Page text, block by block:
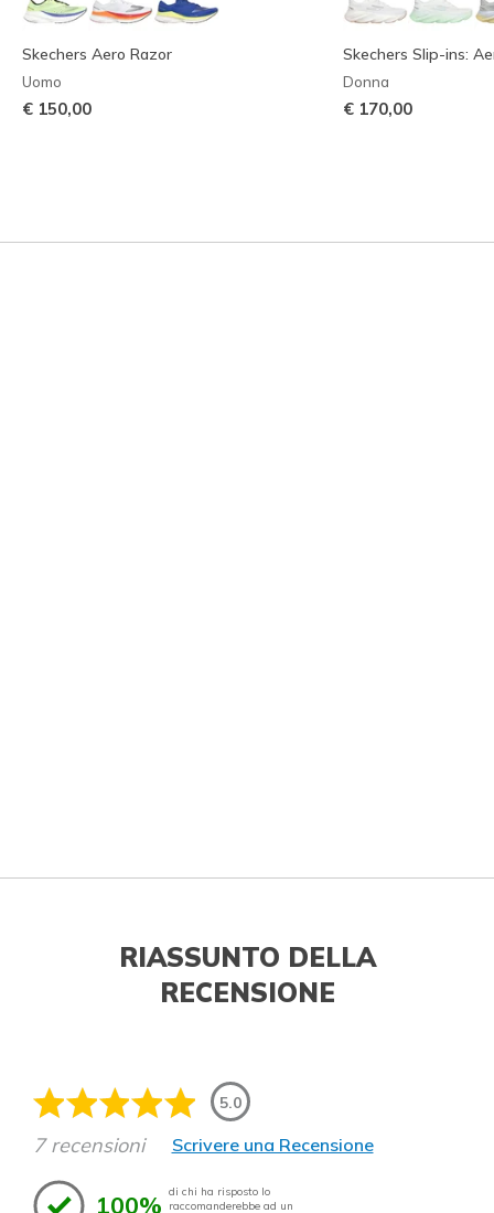
Skechers Aero Razor
Uomo
€ 150,00
Skechers Slip-ins:
Donna
€ 170,00
RIASSUNTO DELLA
RECENSIONE
5.0
7 recensioni Scrivere una Recensione
100% di chi ha risposto lo
raccomanderebbe ad un